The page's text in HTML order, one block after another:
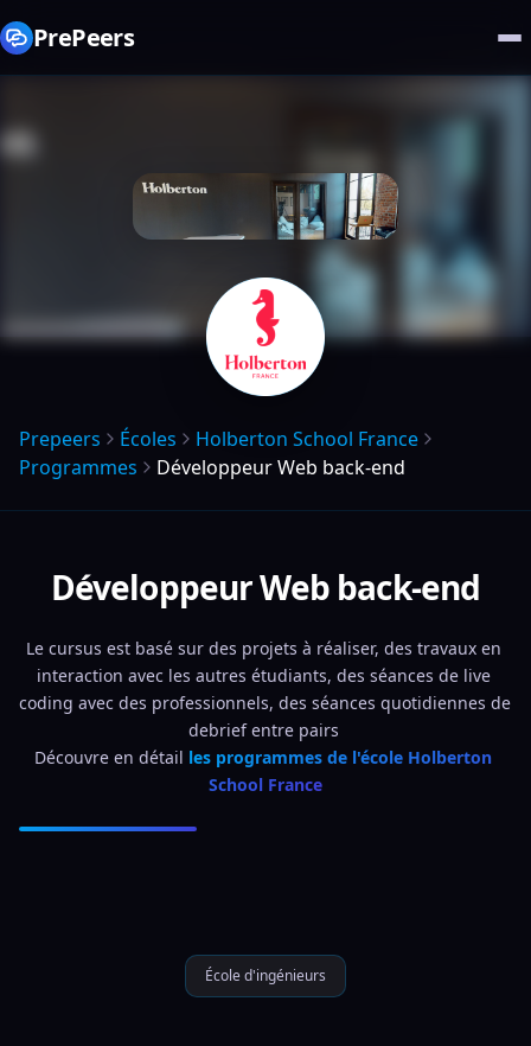
PrePeers
Prepeers Écoles
Holberton School France
Programmes
Développeur Web back-end
Développeur Web back-end
Le cursus est basé sur des projets à réaliser, des travaux en
interaction avec les autres étudiants, des séances de live
coding avec des professionnels, des séances quotidiennes de
debrief entre pairs
Découvre en détail les programmes de l'école Holberton
School France
École d'ingénieurs